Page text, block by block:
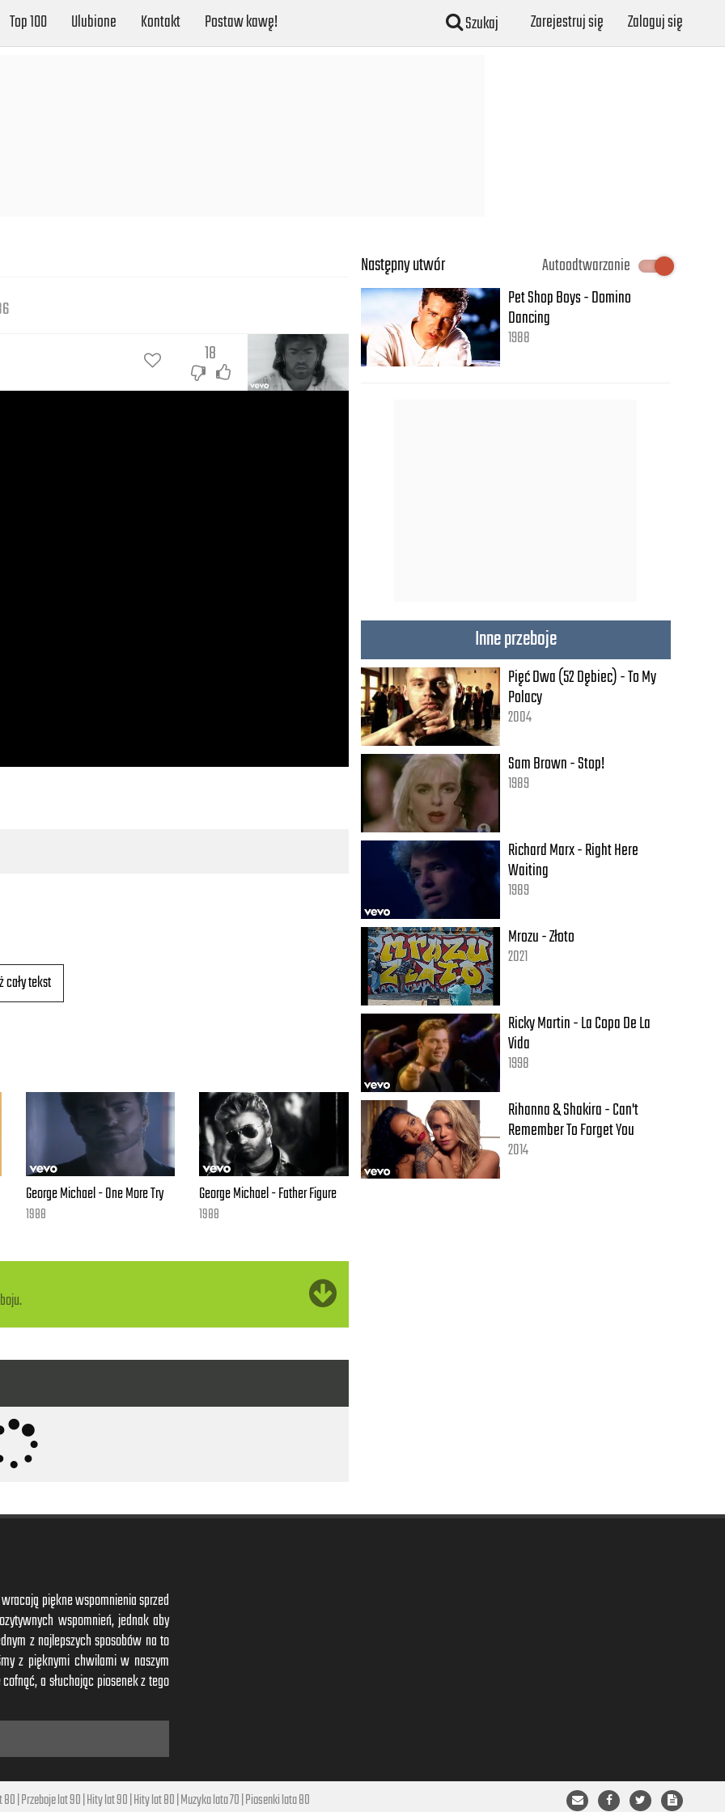
Top 100 Ulubione Kontakt Postaw kawę! Szukaj Zarejestruj się Zaloguj się
18
cały tekst
George Michael - One More Try
1988
George Michael - Father Figure
1988
Następny utwór
Autoodtwarzanie
Pet Shop Boys - Domino
Dancing
1988
Inne przeboje
Pięć Dwa (52 Dębiec) - To My
Polacy
2004
Sam Brown - Stop!
1989
Richard Marx - Right Here
Waiting
1989
Mrozu - Złoto
2021
Ricky Martin - La Copa De La
Vida
1998
Rihanna & Shakira - Can't
Remember To Forget You
2014
piękne wspomnienia sprzed
wspomnień, jednak aby
z najlepszych sposobów na to
z pięknymi chwilami w naszym
a słuchając piosenek z tego
80|Przeboje lat 90|Hity lat 90|Hity lat 80|Muzyka lata 70|Piosenki lata 80